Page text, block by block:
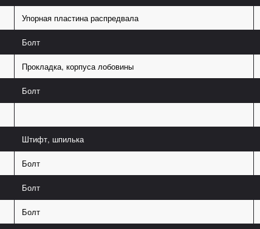
Упорная пластина распредвала
Болт
Прокладка, корпуса лобовины
Болт
Штифт, шпилька
Болт
Болт
Болт